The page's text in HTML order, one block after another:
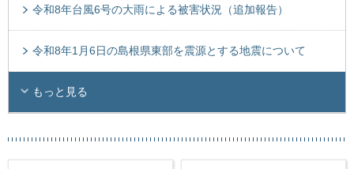
令和8年台風6号の大雨による被害状況（追加報告）
令和8年1月6日の島根県東部を震源とする地震について
もっと見る